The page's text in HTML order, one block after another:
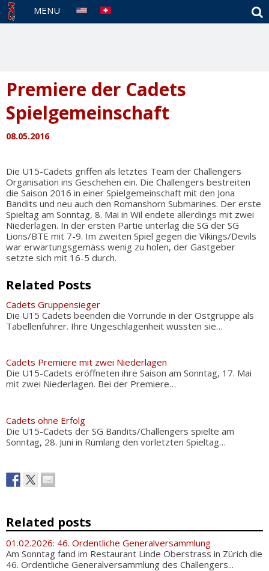
MENU
Premiere der Cadets
Spielgemeinschaft
08.05.2016
Die U15-Cadets griffen als letztes Team der Challengers
Organisation ins Geschehen ein. Die Challengers bestreiten
die Saison 2016 in einer Spielgemeinschaft mit den Jona
Bandits und neu auch den Romanshorn Submarines. Der erste
Spieltag am Sonntag, 8. Mai in Wil endete allerdings mit zwei
Niederlagen. In der ersten Partie unterlag die SG der SG
Lions/BTE mit 7-9. Im zweiten Spiel gegen die Vikings/Devils
war erwartungsgemäss wenig zu holen, der Gastgeber
setzte sich mit 16-5 durch.
Related Posts
Cadets Gruppensieger
Die U15 Cadets beenden die Vorrunde in der Ostgruppe als
Tabellenführer. Ihre Ungeschlagenheit wussten sie…
Cadets Premiere mit zwei Niederlagen
Die U15-Cadets eröffneten ihre Saison am Sonntag, 17. Mai
mit zwei Niederlagen. Bei der Premiere…
Cadets ohne Erfolg
Die U15-Cadets der SG Bandits/Challengers spielte am
Sonntag, 28. Juni in Rümlang den vorletzten Spieltag…
Related posts
01.02.2026: 46. Ordentliche Generalversammlung
Am Sonntag fand im Restaurant Linde Oberstrass in Zürich die
46. Ordentliche Generalversammlung des Challengers...